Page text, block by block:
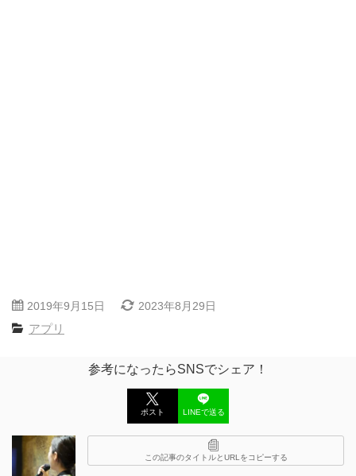
2019年9月15日 2023年8月29日
アプリ
参考になったらSNSでシェア！
ポスト LINEで送る
この記事のタイトルとURLをコピーする